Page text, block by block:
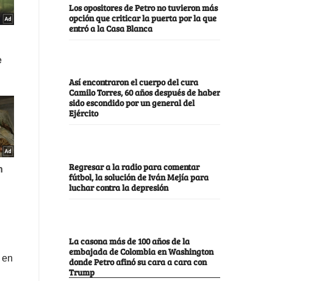
en
Los opositores de Petro no tuvieron más
opción que criticar la puerta por la que
entró a la Casa Blanca
Así encontraron el cuerpo del cura
Camilo Torres, 60 años después de haber
sido escondido por un general del
Ejército
Regresar a la radio para comentar
fútbol, la solución de Iván Mejía para
luchar contra la depresión
La casona más de 100 años de la
embajada de Colombia en Washington
donde Petro afinó su cara a cara con
Trump